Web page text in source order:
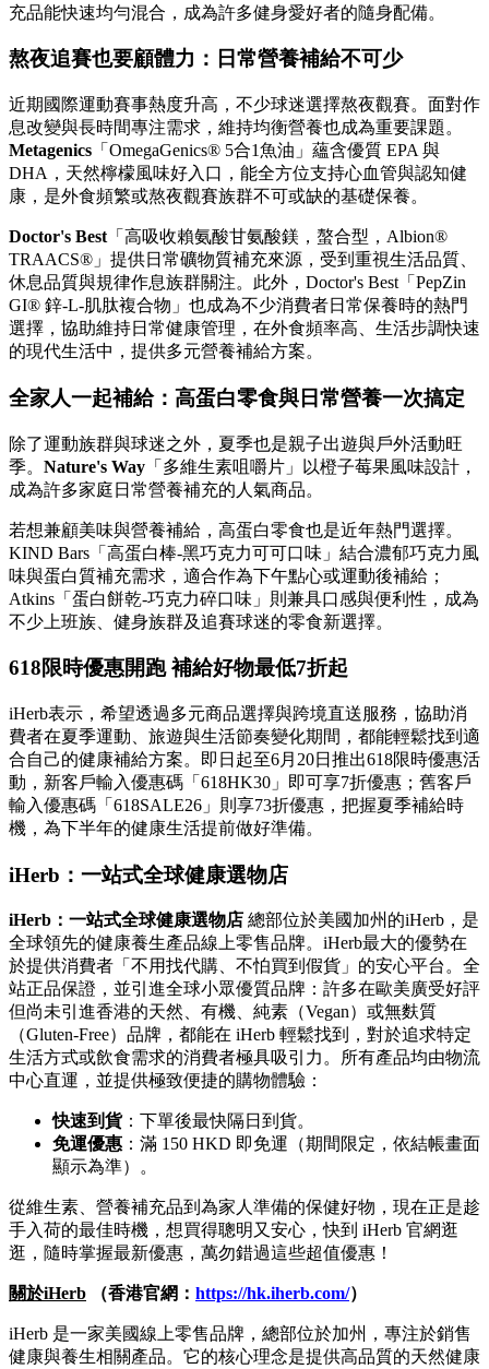
充品能快速均勻混合，成為許多健身愛好者的隨身配備。
熬夜追賽也要顧體力：日常營養補給不可少
近期國際運動賽事熱度升高，不少球迷選擇熬夜觀賽。面對作
息改變與長時間專注需求，維持均衡營養也成為重要課題。
Metagenics 「OmegaGenics® 5合1魚油」蘊含優質 EPA 與
DHA，天然檸檬風味好入口，能全方位支持心血管與認知健
康，是外食頻繁或熬夜觀賽族群不可或缺的基礎保養。
Doctor's Best 「高吸收賴氨酸甘氨酸鎂，螯合型，Albion®
TRAACS®」提供日常礦物質補充來源，受到重視生活品質、
休息品質與規律作息族群關注。此外，Doctor's Best「PepZin
GI® 鋅-L-肌肽複合物」也成為不少消費者日常保養時的熱門
選擇，協助維持日常健康管理，在外食頻率高、生活步調快速
的現代生活中，提供多元營養補給方案。
全家人一起補給：高蛋白零食與日常營養一次搞定
除了運動族群與球迷之外，夏季也是親子出遊與戶外活動旺
季。 Nature's Way 「多維生素咀嚼片」以橙子莓果風味設計，
成為許多家庭日常營養補充的人氣商品。
若想兼顧美味與營養補給，高蛋白零食也是近年熱門選擇。
KIND Bars「高蛋白棒-黑巧克力可可口味」結合濃郁巧克力風
味與蛋白質補充需求，適合作為下午點心或運動後補給；
Atkins「蛋白餅乾-巧克力碎口味」則兼具口感與便利性，成為
不少上班族、健身族群及追賽球迷的零食新選擇。
618限時優惠開跑 補給好物最低7折起
iHerb表示，希望透過多元商品選擇與跨境直送服務，協助消
費者在夏季運動、旅遊與生活節奏變化期間，都能輕鬆找到適
合自己的健康補給方案。即日起至6月20日推出618限時優惠活
動，新客戶輸入優惠碼「618HK30」即可享7折優惠；舊客戶
輸入優惠碼「618SALE26」則享73折優惠，把握夏季補給時
機，為下半年的健康生活提前做好準備。
iHerb：一站式全球健康選物店
iHerb：一站式全球健康選物店 總部位於美國加州的iHerb，是
全球領先的健康養生產品線上零售品牌。iHerb最大的優勢在
於提供消費者「不用找代購、不怕買到假貨」的安心平台。全
站正品保證，並引進全球小眾優質品牌：許多在歐美廣受好評
但尚未引進香港的天然、有機、純素（Vegan）或無麩質
（Gluten-Free）品牌，都能在 iHerb 輕鬆找到，對於追求特定
生活方式或飲食需求的消費者極具吸引力。所有產品均由物流
中心直運，並提供極致便捷的購物體驗：
快速到貨：下單後最快隔日到貨。
免運優惠 ：滿 150 HKD 即免運（期間限定，依結帳畫面
顯示為準）。
從維生素、營養補充品到為家人準備的保健好物，現在正是趁
手入荷的最佳時機，想買得聰明又安心，快到 iHerb 官網逛
逛，隨時掌握最新優惠，萬勿錯過這些超值優惠！
關於iHerb （香港官網： https://hk.iherb.com/）
iHerb 是一家美國線上零售品牌，總部位於加州，專注於銷售
健康與養生相關產品。它的核心理念是提供高品質的天然健康